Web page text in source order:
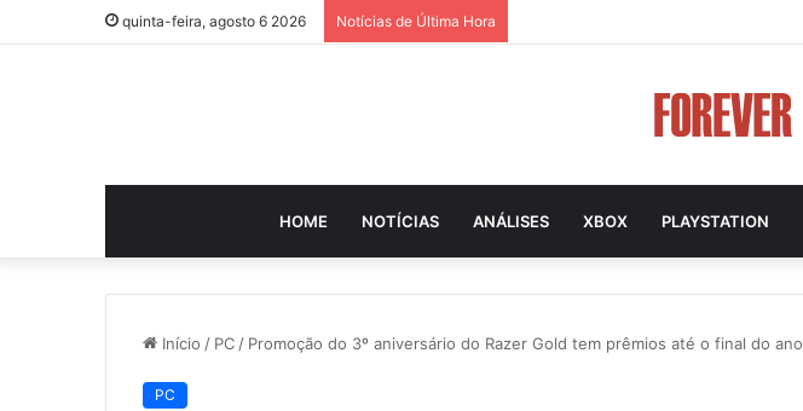
quinta-feira, agosto 6 2026 Notícias de Última Hora
HOME NOTÍCIAS ANÁLISES XBOX PLAYSTATION
Início / PC / Promoção do 3º aniversário do Razer Gold tem prêmios até o final do ano
PC